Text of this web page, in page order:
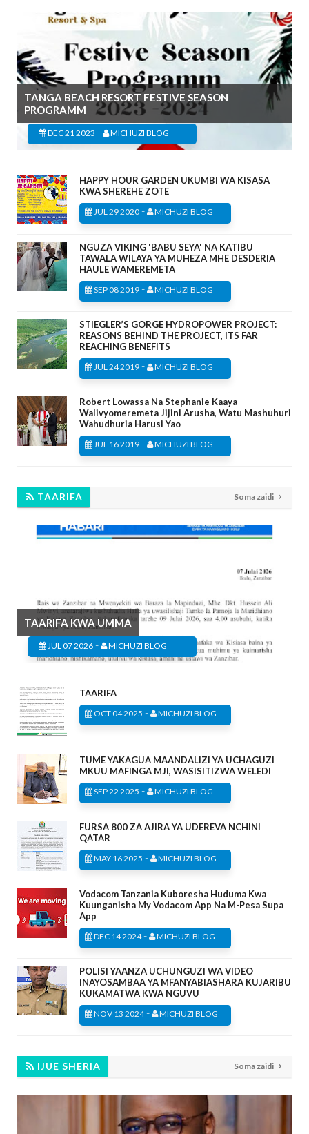
TANGA BEACH RESORT FESTIVE SEASON
PROGRAMM
DEC 21 2023 - MICHUZI BLOG
HAPPY HOUR GARDEN UKUMBI WA KISASA
KWA SHEREHE ZOTE
JUL 29 2020 - MICHUZI BLOG
NGUZA VIKING 'BABU SEYA' NA KATIBU
TAWALA WILAYA YA MUHEZA MHE DESDERIA
HAULE WAMEREMETA
SEP 08 2019 - MICHUZI BLOG
STIEGLER’S GORGE HYDROPOWER PROJECT:
REASONS BEHIND THE PROJECT, ITS FAR
REACHING BENEFITS
JUL 24 2019 - MICHUZI BLOG
Robert Lowassa Na Stephanie Kaaya
Walivyomeremeta Jijini Arusha, Watu Mashuhuri
Wahudhuria Harusi Yao
JUL 16 2019 - MICHUZI BLOG
TAARIFA Soma zaidi
TAARIFA KWA UMMA
JUL 07 2026 - MICHUZI BLOG
TAARIFA
OCT 04 2025 - MICHUZI BLOG
TUME YAKAGUA MAANDALIZI YA UCHAGUZI
MKUU MAFINGA MJI, WASISITIZWA WELEDI
SEP 22 2025 - MICHUZI BLOG
FURSA 800 ZA AJIRA YA UDEREVA NCHINI
QATAR
MAY 16 2025 - MICHUZI BLOG
Vodacom Tanzania Kuboresha Huduma Kwa
Kuunganisha My Vodacom App Na M-Pesa Supa
App
DEC 14 2024- MICHUZI BLOG
POLISI YAANZA UCHUNGUZI WA VIDEO
INAYOSAMBAA YA MFANYABIASHARA KUJARIBU
KUKAMATWA KWA NGUVU
NOV 13 2024- MICHUZI BLOG
IJUE SHERIA Soma zaidi